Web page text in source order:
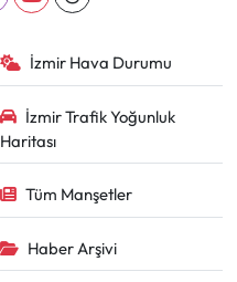
İzmir Hava Durumu
İzmir Trafik Yoğunluk
Haritası
Tüm Manşetler
Haber Arşivi